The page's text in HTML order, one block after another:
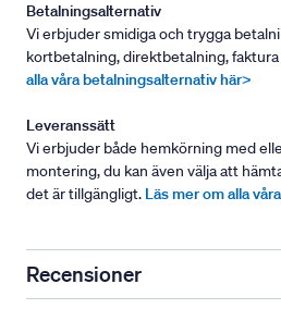
Betalningsalternativ
Vi erbjuder smidiga och trygga
kortbetalning, direktbetalning,
alla våra betalningsalternativ här>
Leveranssätt
Vi erbjuder både hemkörning med
montering, du kan även välja att
det är tillgängligt. Läs mer om alla
Recensioner